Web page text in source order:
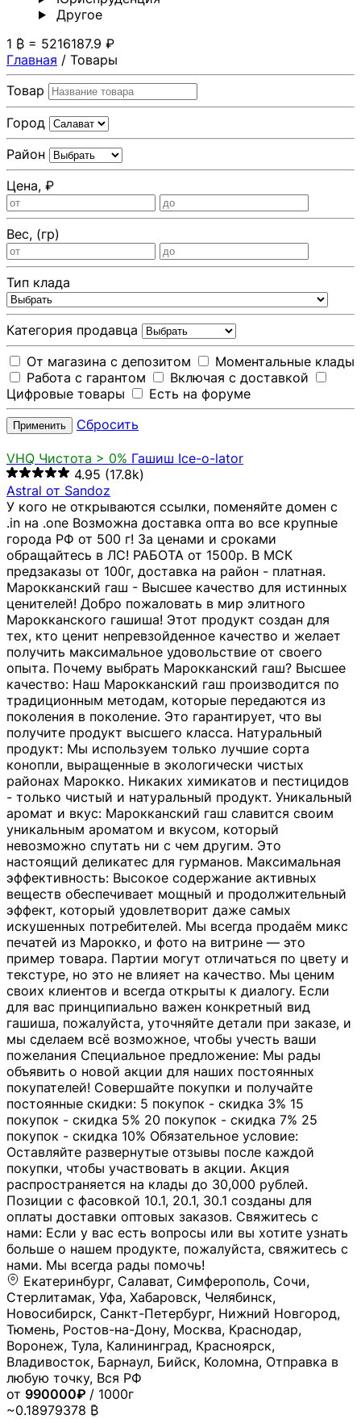
Другoе
1 ₿ = 5216187.9 ₽
Главная / Товары
Товар
Город
Район
Цена, ₽
Вес, (гр)
Тип клада
Категория продавца
От магазина с депозитом
Моментальные клады
Работа с гарантом
Включая с доставкой
Цифровые товары
Есть на форуме
Применить Сбросить
VHQ Чистота > 0% Гашиш Ice-o-lator
4.95 (17.8k)
Astral от Sandoz
У кого не открываются ссылки, поменяйте домен с
.in на .one Возможна доставка опта во все крупные
города РФ от 500 г! За ценами и сроками
обращайтесь в ЛС! РАБОТА от 1500р. В МСК
предзаказы от 100г, доставка на район - платная.
Марокканский гаш - Высшее качество для истинных
ценителей! Добро пожаловать в мир элитного
Марокканского гашиша! Этот продукт создан для
тех, кто ценит непревзойденное качество и желает
получить максимальное удовольствие от своего
опыта. Почему выбрать Марокканский гаш? Высшее
качество: Наш Марокканский гаш производится по
традиционным методам, которые передаются из
поколения в поколение. Это гарантирует, что вы
получите продукт высшего класса. Натуральный
продукт: Мы используем только лучшие сорта
конопли, выращенные в экологически чистых
районах Марокко. Никаких химикатов и пестицидов
- только чистый и натуральный продукт. Уникальный
аромат и вкус: Марокканский гаш славится своим
уникальным ароматом и вкусом, который
невозможно спутать ни с чем другим. Это
настоящий деликатес для гурманов. Максимальная
эффективность: Высокое содержание активных
веществ обеспечивает мощный и продолжительный
эффект, который удовлетворит даже самых
искушенных потребителей. Мы всегда продаём микс
печатей из Марокко, и фото на витрине — это
пример товара. Партии могут отличаться по цвету и
текстуре, но это не влияет на качество. Мы ценим
своих клиентов и всегда открыты к диалогу. Если
для вас принципиально важен конкретный вид
гашиша, пожалуйста, уточняйте детали при заказе, и
мы сделаем всё возможное, чтобы учесть ваши
пожелания Специальное предложение: Мы рады
объявить о новой акции для наших постоянных
покупателей! Совершайте покупки и получайте
постоянные скидки: 5 покупок - скидка 3% 15
покупок - скидка 5% 20 покупок - скидка 7% 25
покупок - скидка 10% Обязательное условие:
Оставляйте развернутые отзывы после каждой
покупки, чтобы участвовать в акции. Акция
распространяется на клады до 30,000 рублей.
Позиции с фасовкой 10.1, 20.1, 30.1 созданы для
оплаты доставки оптовых заказов. Свяжитесь с
нами: Если у вас есть вопросы или вы хотите узнать
больше о нашем продукте, пожалуйста, свяжитесь с
нами. Мы всегда рады помочь!
Екатеринбург, Салават, Симферополь, Сочи,
Стерлитамак, Уфа, Хабаровск, Челябинск,
Новосибирск, Санкт-Петербург, Нижний Новгород,
Тюмень, Ростов-на-Дону, Москва, Краснодар,
Воронеж, Тула, Калининград, Красноярск,
Владивосток, Барнаул, Бийск, Коломна, Отправка в
любую точку, Вся РФ
от 990000₽ / 1000г
~0.18979378 ₿